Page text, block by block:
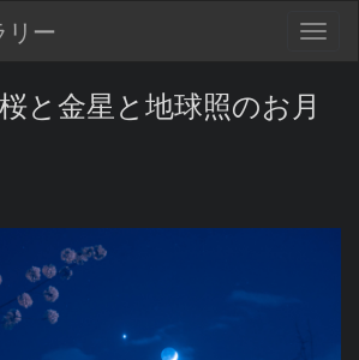
リー
桜と金星と地球照のお月